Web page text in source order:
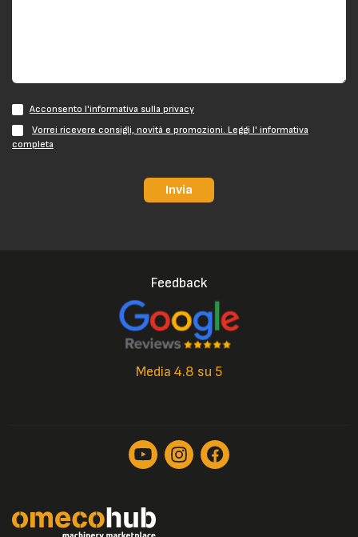
Acconsento l'informativa sulla privacy
Vorrei ricevere consigli, novità e promozioni. Leggi l' informativa
completa
Invia
Feedback
Media 4.8 su 5